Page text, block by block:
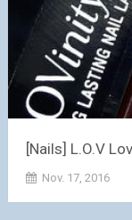
[Nails] L.O.V
Nov. 17, 2016